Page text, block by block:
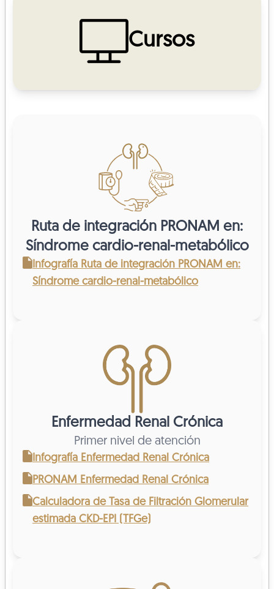
Cursos
Ruta de integración PRONAM en:
Síndrome cardio-renal-metabólico
Infografía Ruta de integración PRONAM en:
Síndrome cardio-renal-metabólico
Enfermedad Renal Crónica
Primer nivel de atención
Infografía Enfermedad Renal Crónica
PRONAM Enfermedad Renal Crónica
Calculadora de Tasa de Filtración Glomerular
estimada CKD-EPI (TFGe)